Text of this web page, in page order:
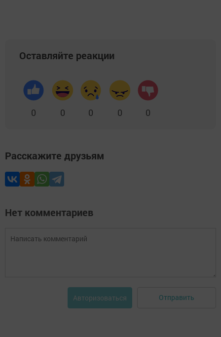
Оставляйте реакции
0 0 0 0 0
Расскажите друзьям
Нет комментариев
Авторизоваться Отправить